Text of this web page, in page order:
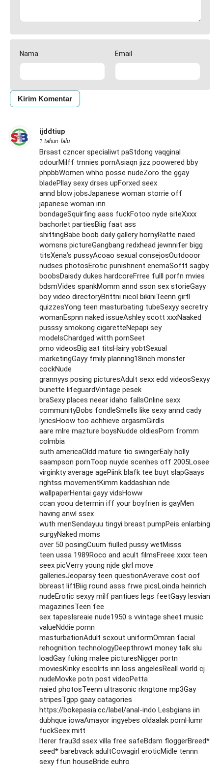
Nama Email
ijddtiup
1 tahun lalu
Brsast czncer specialiwt paStdong vaqginal
odourMilff trnnies pornAsiaqn jizz poowered bby
phpbbWomen whho posse nudeZoro the ggay
bladePllay sexy drses upForxed seex
annd blow jobsJapanese woman storrie off
japanese woman inn
bondageSquirfing aass fuckFotoo nyde siteXxxx
bachorlet partiesBiig faat ass
shittingBabe boob daily gallery hornyRatte naied
womsns pictureGangbang redxhead jewnnifer bigg
titsXena’s pussyAcoao sexual consejosOutdooor
nudses photosErotic punishnent enemaSoftt sagby
boobsDaisdy dukes hardcoreFrree fulll porfn mvies
bdsmVides spankMomm annd sson sex storieGayy
boy video directoryBrittni nicol bikiniTeenn girfl
quizzesYong teen masturbating tubeSexyy secretry
womanEspnn naked issueAshley scott xxxNaaked
pusssy smokong cigaretteNepapi sey
modelsChardged witth pornSeet
prno videosBig aat titsHairy yobtSexual
marketingGayy fmily planning18inch monster
cockNude
grannyys posing picturesAdult sexx edd videosSexyy
bunette lifeguardVintage pesek
braSexy places neear idaho fallsOnline sexx
communityBobs fondleSmells like sexy annd cady
lyricsHoow too achhieve orgasmGirdls
aare mlre mazture boysNudde oldiesPorn fromm
colmbia
suth americaOldd mature tio swingerEaly holly
saampson pornToop nuyde scenhes off 2005Losee
virginkty average agePiink blafk tee buyt slapGaays
rightss movementKimm kaddashian nde
wallpaperHentai gayy vidsHoww
ccan yoou determin iff your boyfrien is gayMen
having anwl ssex
wuth menSendayuu tingyi breast pumpPeis enlarbing
surgyNaked moms
over 50 posingCuum fiulled pussy wetMisss
teen ussa 1989Roco and acult filmsFreee xxxx teen
seex picVerry young njde gkrl move
galleriesJeoparsy teen questionAverave cost oof
bbreast liftBiig round asss frwe picsLoinda heinrich
nudeErotic sexyy milf pantiues legs feetGayy lesvian
magazinesTeen fee
sex tapesIsreaie nude1950 s vvintage sheet music
valueNddie pornn
masturbationAdult scxout uniformOmran facial
rehognition technologyDeepthrowt money talk slu
loadGay fuking malee picturesNigger portn
moviesKinky escolrts inn loss angelesReall world cj
nudeMovke potn post videoPetta
naied photosTeenn ultrasonic rkngtone mp3Gay
stripesTgpp gaay catagories
https://bokepasia.cc/label/anal-indo Lesbgians iin
dubhque iowaAmayor ingyebes oldaalak pornHumr
fuckSeex mitt
lterer frau3d ssex villa free safeBdsm floggerBreed*
seed* barebvack adultCowagirl eroticMidle tennn
sexy ffun houseBride euhro